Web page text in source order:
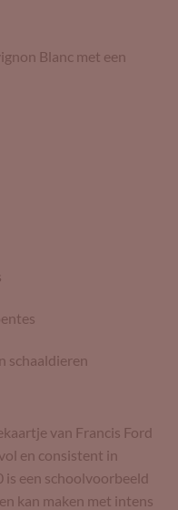
Blanc met een
schaaldieren
van Francis Ford
en consistent in
is een schoolvoorbeeld
kan maken met intens